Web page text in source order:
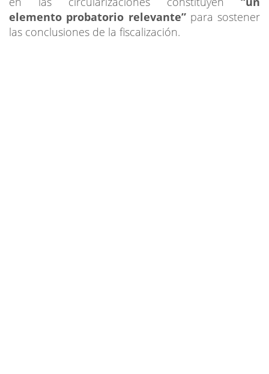
elemento probatorio relevante” para sostener
las conclusiones de la fiscalización.